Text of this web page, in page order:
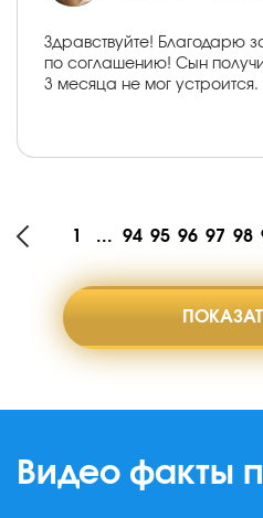
Здравствуйте! Благодарю
по соглашению! Сын
3 месяца не мог устроится.
1 ... 94 95 96 97 98
Видео факты